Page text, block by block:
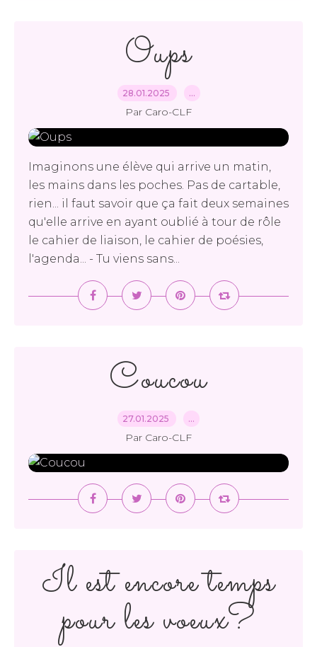
Oups
28.01.2025 …
Par Caro-CLF
Imaginons une élève qui arrive un matin,
les mains dans les poches. Pas de cartable,
rien... il faut savoir que ça fait deux semaines
qu'elle arrive en ayant oublié à tour de rôle
le cahier de liaison, le cahier de poésies,
l'agenda... - Tu viens sans...
Coucou
27.01.2025 …
Par Caro-CLF
Il est encore temps
pour les voeux?